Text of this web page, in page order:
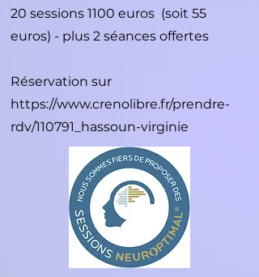
20 sessions 1100 euros (soit 55
euros) - plus 2 séances offertes
Réservation sur
https://www.crenolibre.fr/prendre-
rdv/110791_hassoun-virginie